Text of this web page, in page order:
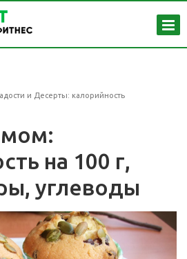
и Десерты: калорийность
на 100 г,
углеводы